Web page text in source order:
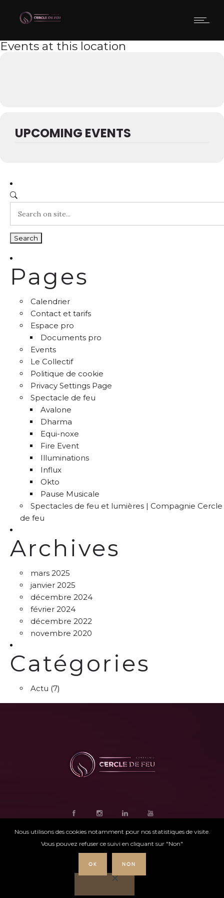
Events at this location
UPCOMING EVENTS
Pages
Calendrier
Contact et tarifs
Espace pro
Documents pro
Events
Le Collectif
Politique de cookie
Privacy Settings Page
Spectacle de feu
Avalone
Dharma
Equi-noxe
Fire Event
Illuminations
Influx
Okto
Pause Musicale
Spectacles de feu et lumières | Compagnie Cercle
de feu
Archives
mars 2025
janvier 2025
décembre 2024
février 2024
décembre 2022
novembre 2020
Catégories
Actu (7)
Nous utilisons des cookies notamment pour nos statistiques de visite.
Vous pouvez refuser ce suivi en cliquant sur "Non"
OK NON